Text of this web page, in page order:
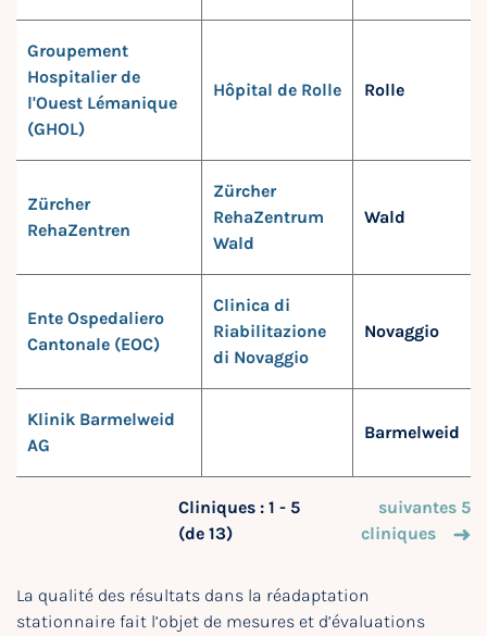
Groupement
Hospitalier de
l'Ouest Lémanique
(GHOL)
Hôpital de Rolle Rolle
Zürcher
RehaZentren
Zürcher
RehaZentrum
Wald
Wald
Ente Ospedaliero
Cantonale (EOC)
Clinica di
Riabilitazione
di Novaggio
Novaggio
Klinik Barmelweid
AG
Barmelweid
Cliniques : 1 - 5
(de 13)
suivantes 5
cliniques
La qualité des résultats dans la réadaptation
stationnaire fait l’objet de mesures et d’évaluations